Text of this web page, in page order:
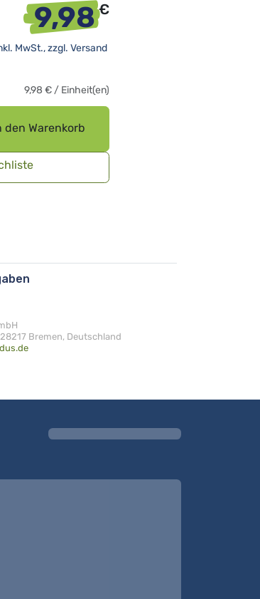
den Warenkorb
9,98€
MwSt., zzgl. Versand
9,98 €/ Einheit(en)
Bremen, Deutschland